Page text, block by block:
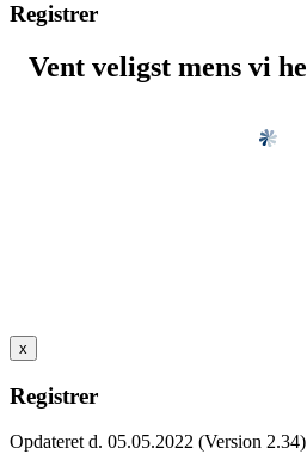
Registrer
Vent veligst mens vi
x
Registrer
Opdateret d. 05.05.2022 (Version 2.34)